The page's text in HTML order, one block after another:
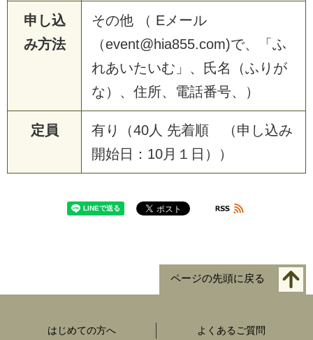
申し込
み方法
その他 （ Eメール
（event@hia855.com)で、「ふ
れあいたいむ」、氏名（ふりが
な）、住所、電話番号、）
定員
有り（40人 先着順 （申し込み
開始日：10月１日））
ページの先頭に戻る
はじめての方へ よくあるご質問